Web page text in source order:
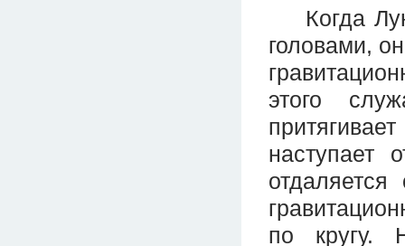
Когда
головами,
этого
наступает
по кругу.